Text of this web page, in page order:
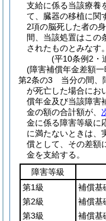
支給に係る当該療養
て、臓器の移植に関
2項の脳死した者の
間、当該処置はこの
されたものとみなす。
(平10条例2・
(障害補償年金差額一
第2条の3
当分の間、
が死亡した場合にお
償年金及び当該障害
金の額の合計額が、
金に係る障害等級に
に満たないときは、
償として、その差額
金を支給する。
障害等級
第1級
補償基
第2級
補償基
第3級
補償基